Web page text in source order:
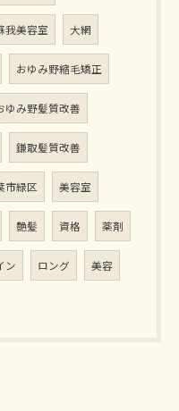
我美容室 大網
おゆみ野縮毛矯正
ゆみ野髪質改善
鎌取髪質改善
市緑区 美容室
艶髪 資格 薬剤
ン ロング 美容